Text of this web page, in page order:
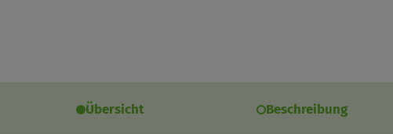
Übersicht Beschreibung